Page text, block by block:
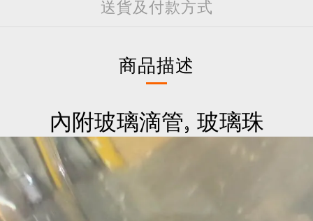
送貨及付款方式
商品描述
內附玻璃滴管, 玻璃珠